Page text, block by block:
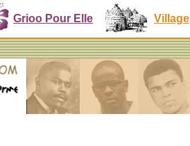
Grioo Pour Elle Village